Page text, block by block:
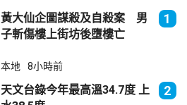
黃大仙企圖謀殺及自殺案 男
子斬傷樓上街坊後墮樓亡
1
本地 8小時前
天文台錄今年最高溫34.7度 上
2